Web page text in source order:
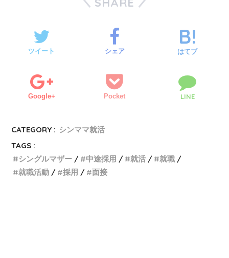
ツイート シェア はてブ
Google+ Pocket LINE
CATEGORY : シンママ就活
TAGS :
シングルマザー
中途採用 就活
就職
就職活動
採用 面接